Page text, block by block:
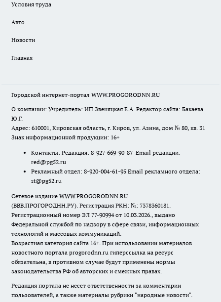
Условия труда
Авто
Новости
Главная
Городской интернет-портал WWW.PROGORODNN.RU
О компании: Учредитель: ИП Звеняцкая Е.А. Редактор сайта: Бакаева
Ю.Г.
Адрес: 610001, Кировская область, г. Киров, ул. Азина, дом № 80, кв. 31
Знак информационной продукции: 16+
Контакты: Редакция: 8-927-669-90-87 Email редакции:
red@pg52.ru
Рекламный отдел: 8-920-004-61-95 Email рекламного отдела:
st@pg52.ru
Сетевое издание WWW.PROGORODNN.RU
(ВВВ.ПРОГОРОДНН.РУ). Регистрация РКН: №: 7378360181.
Регистрационный номер ЭЛ 77-90994 от 10.03.2026., выдано
Федеральной службой по надзору в сфере связи, информационных
технологий и массовых коммуникаций.
Возрастная категория сайта 16+. При использовании материалов
новостного портала progorodnn.ru гиперссылка на ресурс
обязательна, в противном случае будут применены нормы
законодательства РФ об авторских и смежных правах.
Редакция портала не несет ответственности за комментарии
пользователей, а также материалы рубрики "народные новости".